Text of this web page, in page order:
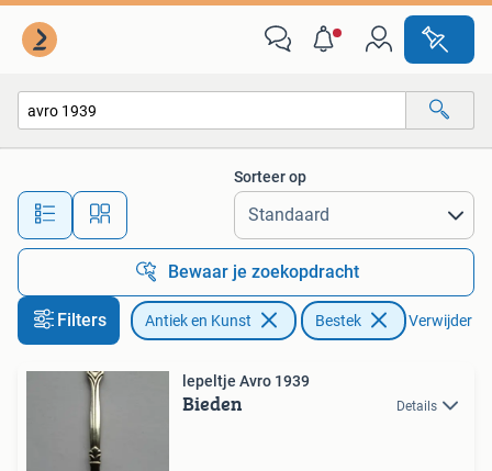
Alle afstanden…
Sorteer op
Bewaar je zoekopdracht
Filters Antiek en Kunst Bestek Verwijder
lepeltje Avro 1939
Bieden Details